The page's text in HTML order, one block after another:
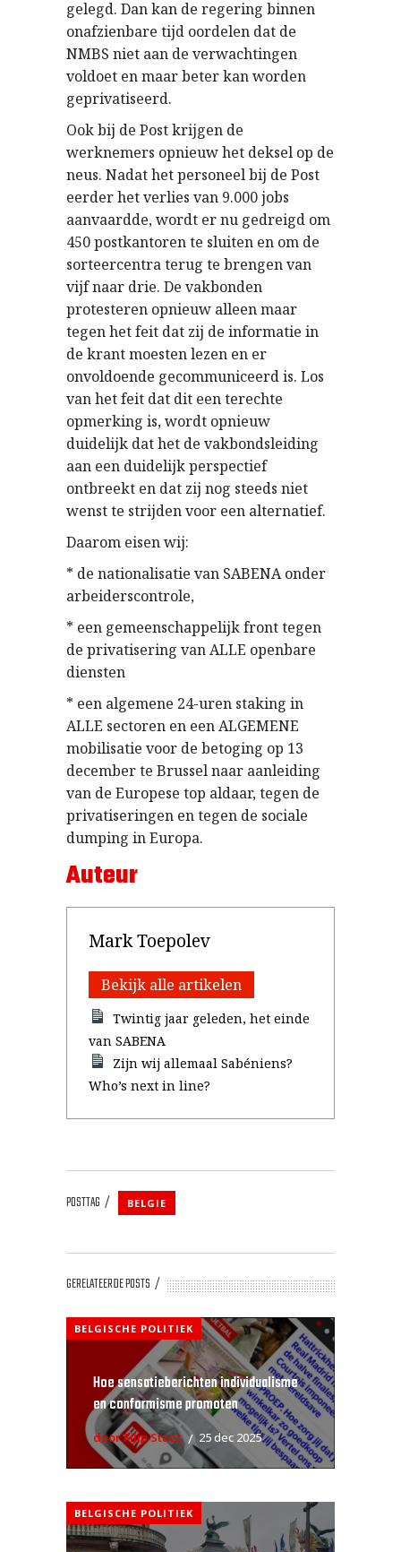
gelegd. Dan kan de regering binnen
onafzienbare tijd oordelen dat de
NMBS niet aan de verwachtingen
voldoet en maar beter kan worden
geprivatiseerd.
Ook bij de Post krijgen de
werknemers opnieuw het deksel op de
neus. Nadat het personeel bij de Post
eerder het verlies van 9.000 jobs
aanvaardde, wordt er nu gedreigd om
450 postkantoren te sluiten en om de
sorteercentra terug te brengen van
vijf naar drie. De vakbonden
protesteren opnieuw alleen maar
tegen het feit dat zij de informatie in
de krant moesten lezen en er
onvoldoende gecommuniceerd is. Los
van het feit dat dit een terechte
opmerking is, wordt opnieuw
duidelijk dat het de vakbondsleiding
aan een duidelijk perspectief
ontbreekt en dat zij nog steeds niet
wenst te strijden voor een alternatief.
Daarom eisen wij:
* de nationalisatie van SABENA onder
arbeiderscontrole,
* een gemeenschappelijk front tegen
de privatisering van ALLE openbare
diensten
* een algemene 24-uren staking in
ALLE sectoren en een ALGEMENE
mobilisatie voor de betoging op 13
december te Brussel naar aanleiding
van de Europese top aldaar, tegen de
privatiseringen en tegen de sociale
dumping in Europa.
Auteur
Mark Toepolev
Bekijk alle artikelen
Twintig jaar geleden, het einde
van SABENA
Zijn wij allemaal Sabéniens?
Who’s next in line?
POSTTAG BELGIE
GERELATEERDE POSTS
BELGISCHE POLITIEK
Hoe sensatieberichten individualisme
en conformisme promoten
door Filip Staes 25 dec 2025
BELGISCHE POLITIEK